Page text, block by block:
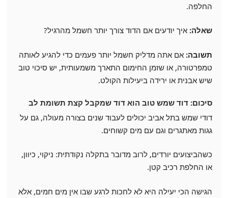
החלפה.
שאלה: איך יודעים אם הדוד צורך יותר חשמל מהרגיל?
תשובה: אם אתה מדליק חשמל יותר פעמים כדי להגיע לאותה
טמפרטורה, או שזמן החימום התארך משמעותית, יש סיכוי טוב
שיש אבנית או ירידה ביעילות הקולט.
סיכום: דוד שמש טוב הוא דוד שמקבל קצת תשומת לב
דודי שמש בתל אביב יכולים לעבוד שנים בצורה מעולה, גם על
גגות מאתגרים וגם עם מים קשוחים.
כשהביצועים יורדים, לרוב מדובר בתקלה נקודתית: ניקוי, כיוון,
או החלפת רכיב קטן.
הגישה הכי יעילה היא לא לחכות לרגע שבו אין מים חמים, אלא